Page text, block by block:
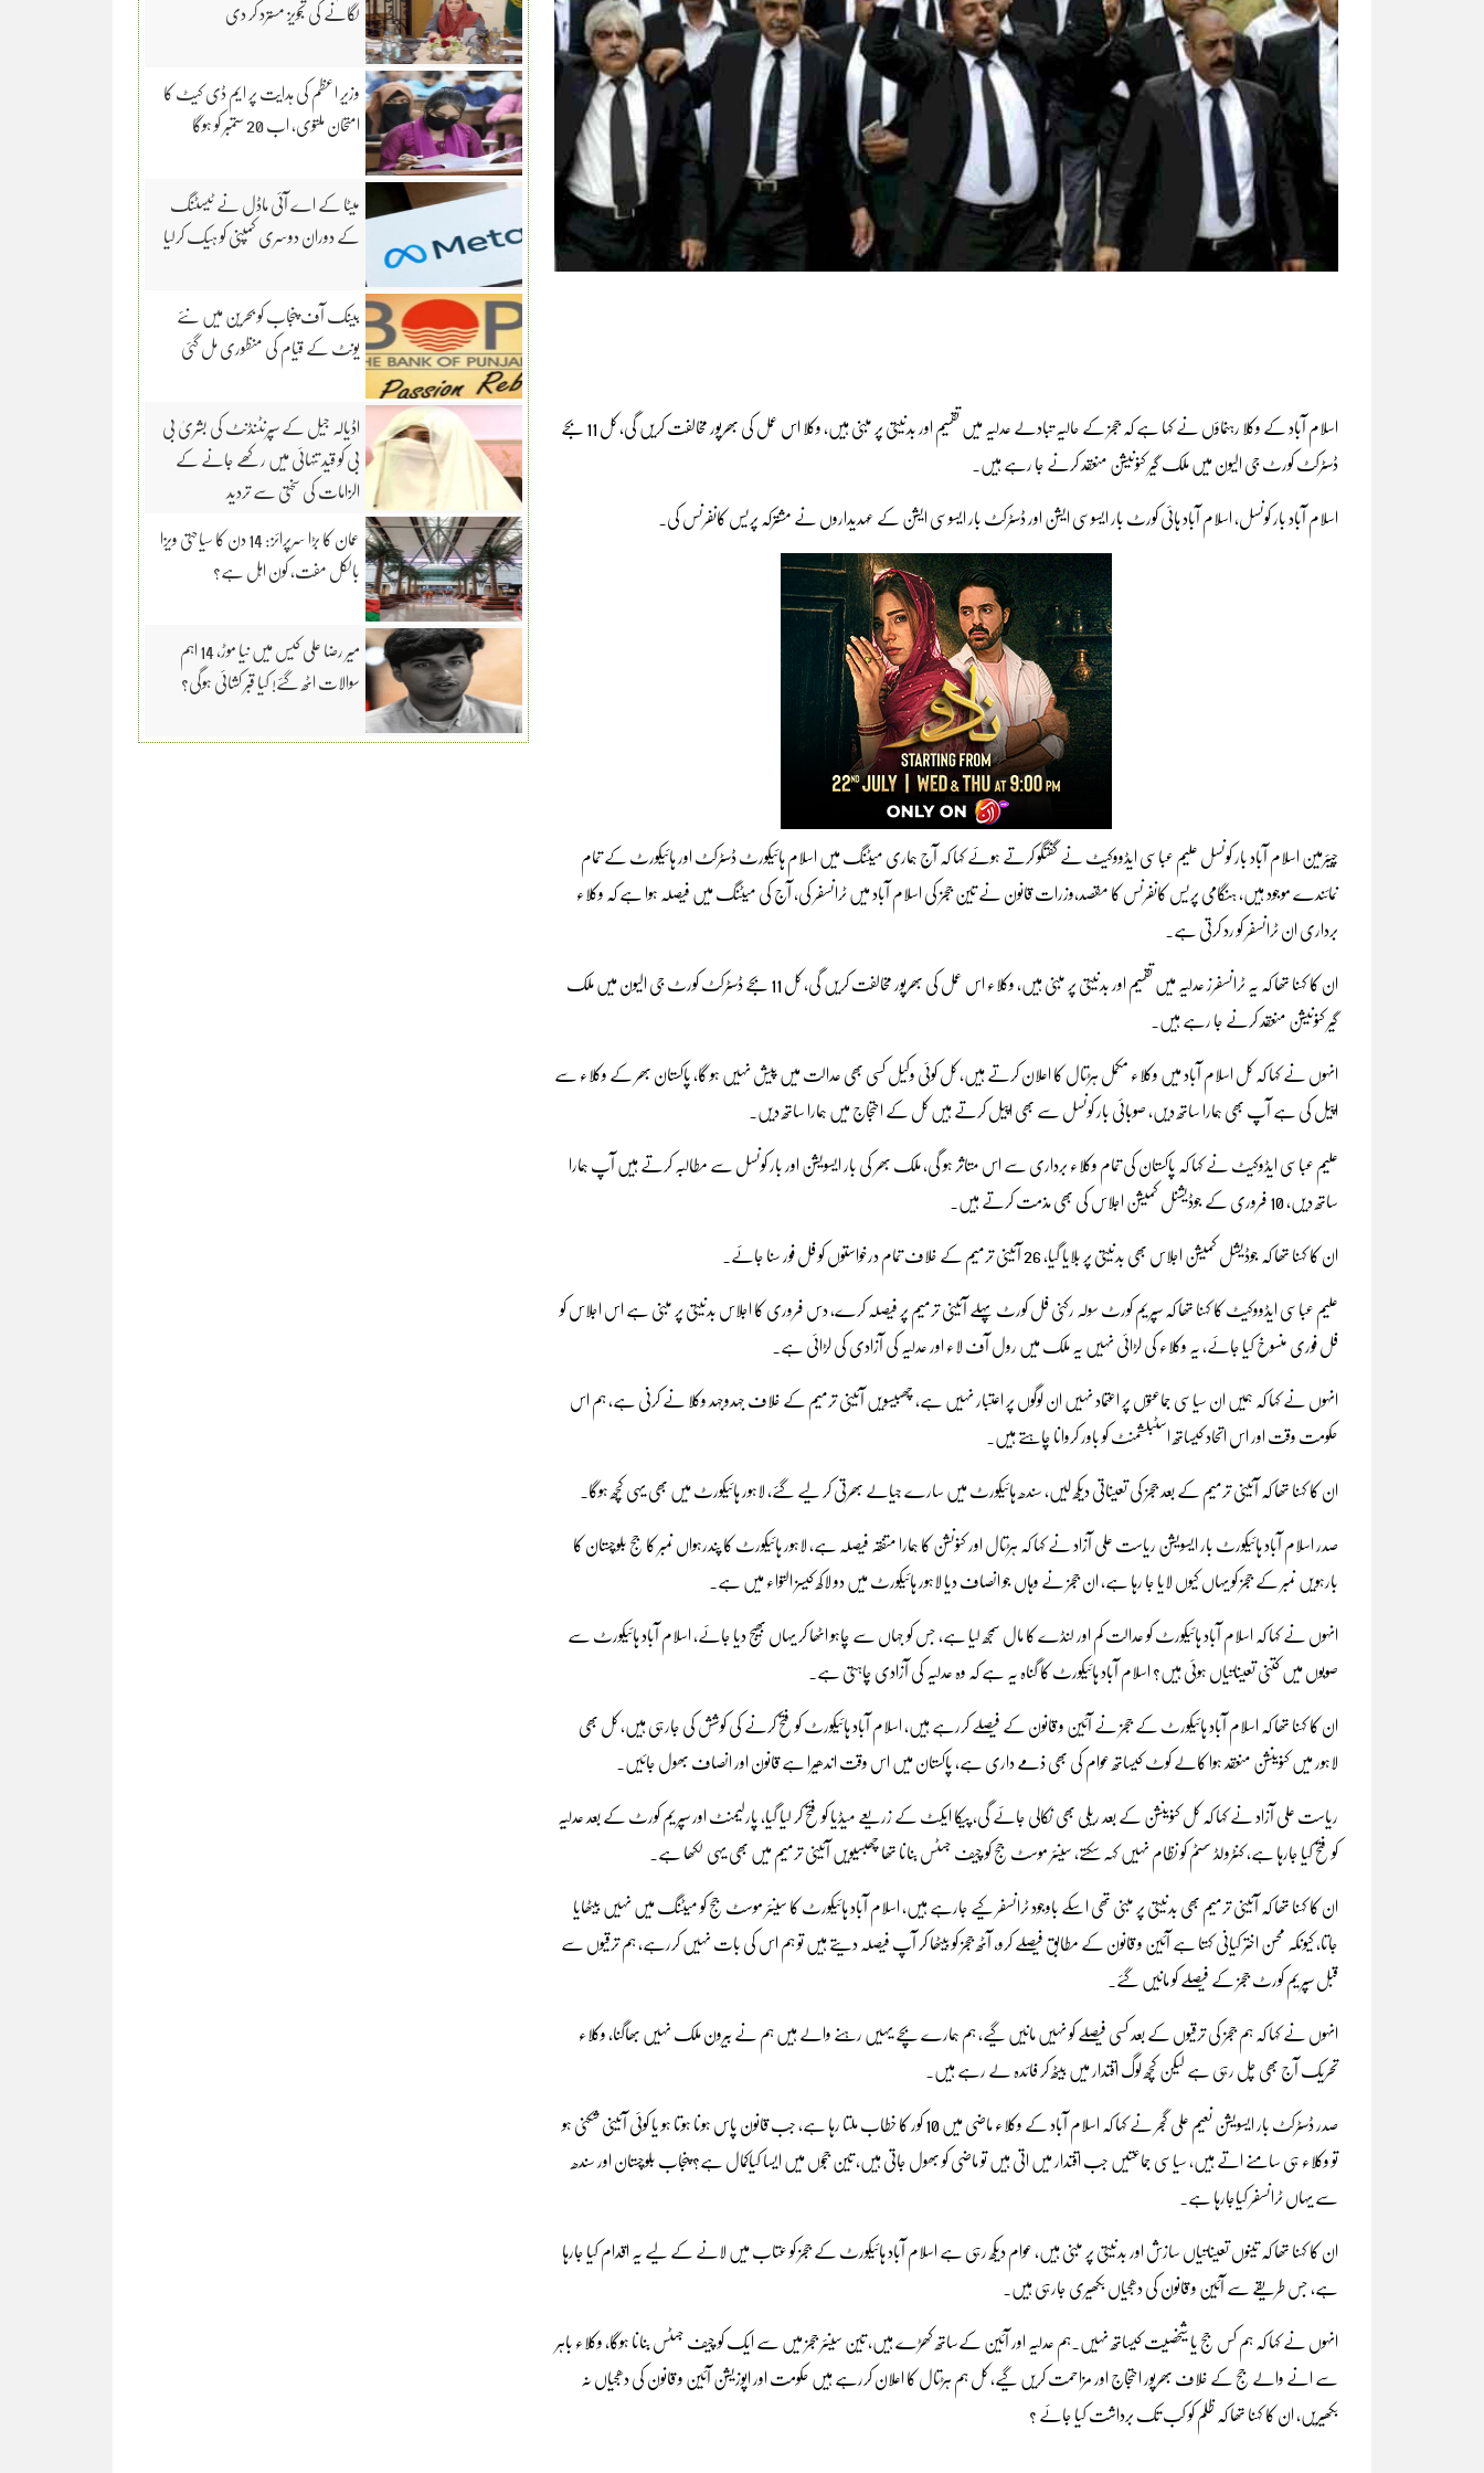
اسلام آباد کے وکلا رہنماؤں نے کہا ہے کہ ججز کے حالیہ تبادلے عدلیہ میں تقسیم اور بدنیتی پر مبنی ہیں، وکلا اس عمل کی بھرپور مخالفت کریں گی، کل 11 بجے
ڈسٹرکٹ کورٹ جی الیون میں ملک گیر کنونیشن منعقد کرنے جا رہے ہیں۔
اسلام آباد بار کونسل، اسلام آباد ہائی کورٹ بار ایسوسی ایشن اور ڈسٹرکٹ بار ایسوسی ایشن کے عہدیداروں نے مشترکہ پریس کانفرنس کی۔
چیئرمین اسلام آباد بار کونسل علیم عباسی ایڈووکیٹ نے گفتگو کرتے ہوئے کہا کہ آج ہماری میٹنگ میں اسلام ہائیکورٹ ڈسٹرکٹ اور ہائیکورٹ کے تمام
نمائندے موجود ہیں، ہنگامی پریس کانفرنس کا مقصد،وزرات قانون نے تین ججز کی اسلام آباد میں ٹرانسفر کی، آج کی میٹنگ میں فیصلہ ہوا ہے کہ وکلاء
برداری ان ٹرانسفر کو رد کرتی ہے۔
ان کا کہنا تھا کہ یہ ٹرانسفرز عدلیہ میں تقسیم اور بدنیتی پر مبنی ہیں، وکلاء اس عمل کی بھرپور مخالفت کریں گی، کل 11 بجے ڈسٹرکٹ کورٹ جی الیون میں ملک
گیر کنونیشن منعقد کرنے جا رہے ہیں۔
انہوں نے کہا کہ کل اسلام آباد میں وکلاء مکمل ہڑتال کا اعلان کرتے ہیں، کل کوئی وکیل کسی بھی عدالت میں پیش نہیں ہو گا، پاکستان بھر کے وکلاء سے
اپیل کی ہے آپ بھی ہمارا ساتھ دیں، صوبائی بار کونسل سے بھی اپیل کرتے ہیں کل کے احتجاج میں ہمارا ساتھ دیں۔
علیم عباسی ایڈوکیٹ نے کہا کہ پاکستان کی تمام وکلاء برداری سے اس متاثر ہو گی، ملک بھر کی بار ایسویشن اور بار کونسل سے مطالبہ کرتے ہیں آپ ہمارا
ساتھ دیں، 10 فروری کے جوڈیشنل کمیشن اجلاس کی بھی مذمت کرتے ہیں۔
ان کا کہنا تھا کہ جوڈیشل کمیشن اجلاس بھی بدنیتی پر بلایا گیا، 26 آئینی ترمیم کے خلاف تمام درخواستوں کو فل فور سنا جائے۔
علیم عباسی ایڈووکیٹ کا کہنا تھا کہ سپریم کورٹ سولہ رکنی فل کورٹ پہلے آئینی ترمیم پر فیصلہ کرے، دس فروری کا اجلاس بدنیتی پر مبنی ہے اس اجلاس کو
فل فوری منسوخ کیا جائے، یہ وکلاء کی لڑائی نہیں یہ ملک میں رول آف لاء اور عدلیہ کی آزادی کی لڑائی ہے۔
انہوں نے کہا کہ ہمیں ان سیاسی جماعتوں پر اعتماد نہیں ان لوگوں پر اعتبار نہیں ہے، چھبیسویں آئینی ترمیم کے خلاف جہدوجہد وکلا نے کرنی ہے، ہم اس
حکومت وقت اور اس اتحاد کیساتھ اسٹبلشمنٹ کو باور کروانا چاہتے ہیں۔
ان کا کہنا تھا کہ آئینی ترمیم کے بعد ججز کی تعیناتی دیکھ لیں، سندھ ہائیکورٹ میں سارے جیالے بھرتی کر لیے گئے، لاہور ہائیکورٹ میں بھی یہی کچھ ہوگا۔
صدر اسلام آباد ہائیکورٹ بار ایسویشن ریاست علی آزاد نے کہا کہ ہڑتال اور کنونشن کا ہمارا متفقہ فیصلہ ہے، لاہور ہائیکورٹ کا پندرہواں نمبر کا جج بلوچستان کا
بارہویں نمبر کے ججز کو یہاں کیوں لایا جا رہا ہے، ان ججز نے وہاں جو انصاف دیا لاہور ہائیکورٹ میں دو لاکھ کیسز التواء میں ہے۔
انہوں نے کہا کہ اسلام آباد ہائیکورٹ کو عدالت کم اور لنڈے کا مال سمجھ لیا ہے، جس کو جہاں سے چاہو اٹھا کر یہاں بھیج دیا جائے، اسلام آباد ہائیکورٹ سے
صوبوں میں کتنی تعیناتیاں ہوئی ہیں؟ اسلام آباد ہائیکورٹ کا گناہ یہ ہے کہ وہ عدلیہ کی آزادی چاہتی ہے۔
ان کا کہنا تھا کہ اسلام آباد ہائیکورٹ کے ججز نے آئین و قانون کے فیصلے کررہے ہیں، اسلام آباد ہائیکورٹ کو فتح کرنے کی کوشش کی جارہی ہیں، کل بھی
لاہور میں کنوینشن منعقد ہوا کالے کوٹ کیساتھ عوام کی بھی ذمے داری ہے، پاکستان میں اس وقت اندھیرا ہے قانون اور انصاف بھول جائیں۔
ریاست علی آزاد نے کہا کہ کل کنوینشن کے بعد ریلی بھی نکالی جائے گی، پیکا ایکٹ کے زریعے میڈیا کو فتح کر لیا گیا، پارلیمنٹ اور سپریم کورٹ کے بعد عدلیہ
کو فتح کیا جارہا ہے، کنٹرولڈ سسٹم کو نظام نہیں کہہ سکتے، سینئر موسٹ جج کو چیف جسٹس بنانا تھا چھبسیویں آئینی ترمیم میں بھی یہی لکھا ہے۔
ان کا کہنا تھا کہ آئینی ترمیم بھی بدنیتی پر مبنی تھی اسکے باوجود ٹرانسفر کیے جارہے ہیں، اسلام آباد ہائیکورٹ کا سینئر موسٹ جج کو میٹنگ میں نہیں بیٹھایا
جاتا، کیونکہ محسن اختر کیانی کہتا ہے آئین و قانون کے مطابق فیصلے کرو، آٹھ ججز کو بیٹھا کر آپ فیصلہ دیتے ہیں تو ہم اس کی بات نہیں کررہے، ہم ترقیوں سے
قبل سپریم کورٹ ججز کے فیصلے کو مانیں گئے۔
انہوں نے کہا کہ ہم ججز کی ترقیوں کے بعد کسی فیصلے کو نہیں مانیں گیے، ہم ہمارے بچے یہیں رہنے والے ہیں ہم نے بیرون ملک نہیں بھاگنا، وکلاء
تحریک آج بھی چل رہی ہے لیکن کچھ لوگ اقتدار میں بیٹھ کر فائدہ لے رہے ہیں۔
صدر ڈسٹرکٹ بار ایسویشن نعیم علی گجر نے کہا کہ اسلام آباد کے وکلاء ماضی میں 10 کور کا خطاب ملتا رہا ہے، جب قانون پاس ہونا ہوتا ہو یا کوئی آئینی شکنی ہو
تو وکلاء ہی سامنے اتے ہیں، سیاسی جماعتیں جب اقتدار میں اتی ہیں تو ماضی کو بھول جاتی ہیں، تین ججوں میں ایسا کیاکمال ہے؟ پنجاب بلوچستان اور سندھ
سے یہاں ٹرانسفر کیاجارہا ہے۔
ان کا کہنا تھا کہ تینوں تعیناتیاں سازش اور بدنیتی پر مبنی ہیں، عوام دیکھ رہی ہے اسلام آباد ہائیکورٹ کے ججز کو عتاب میں لانے کے لیے یہ اقدام کیا جارہا
ہے، جس طریقے سے آئین و قانون کی دھجیاں بکھیری جارہی ہیں۔
انہوں نے کہا کہ ہم کس جج یا شیخصیت کیساتھ نہیں۔ہم عدلیہ اور آئین کےساتھ کھڑے ہیں، تین سینئر ججز میں سے ایک کو چیف جسٹس بنانا ہوگا، وکلاء باہر
سے انے والے جج کے خلاف بھرپور احتجاج اور مزاحمت کریں گیے، کل ہم ہڑتال کا اعلان کررہے ہیں حکومت اور اپوزیشن آئین و قانون کی دھجیاں نہ
بکھیریں، ان کا کہنا تھا کہ ظلم کو کب تک برداشت کیا جائے ؟
لگانے کی تجویز مسترد کر دی
وزیرِ اعظم کی ہدایت پر ایم ڈی کیٹ کا
امتحان ملتوی، اب 20 ستمبر کو ہوگا
میٹا کے اے آئی ماڈل نے ٹیسٹنگ
کے دوران دوسری کمپنی کو ہیک کرلیا
بینک آف پنجاب کو بحرین میں نئے
یونٹ کے قیام کی منظوری مل گئی
اڈیالہ جیل کے سپرنٹنڈنٹ کی بشریٰ بی
بی کو قید تنہائی میں رکھے جانے کے
الزامات کی سختی سے تردید
عمان کا بڑا سرپرائز: 14 دن کا سیاحتی ویزا
بالکل مفت، کون اہل ہے؟
میر رضا علی کیس میں نیا موڑ، 14 اہم
سوالات اٹھ گئے! کیا قبر کشائی ہوگی؟